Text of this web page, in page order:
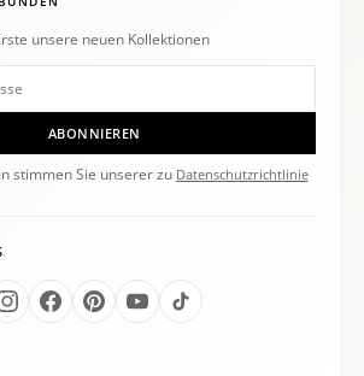
unsere neuen Kollektionen
ABONNIEREN
stimmen Sie unserer zu Datenschutzrichtlinie